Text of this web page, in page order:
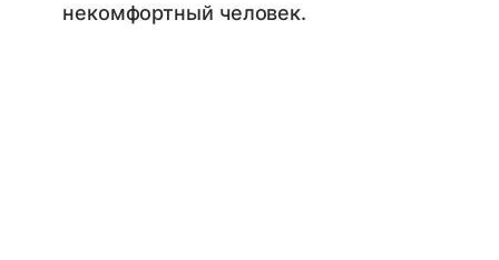
некомфортный человек.